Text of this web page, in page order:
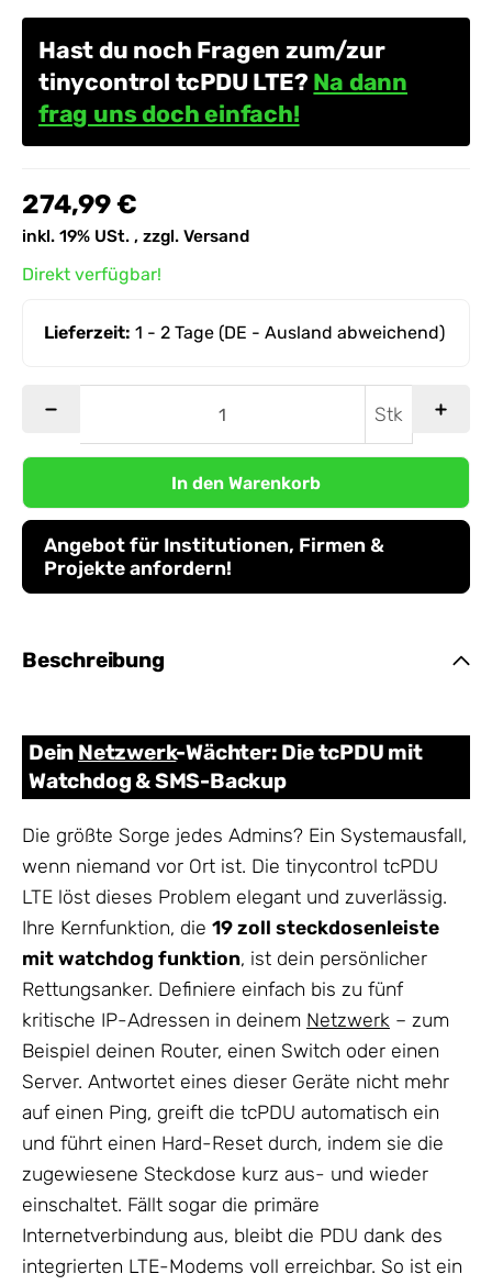
Hast du noch Fragen zum/zur
tinycontrol tcPDU LTE? Na dann
frag uns doch einfach!
274,99 €
inkl. 19% USt. , zzgl. Versand
Direkt verfügbar!
Lieferzeit:1 - 2 Tage (DE - Ausland abweichend)
Stk
In den Warenkorb
Angebot für Institutionen, Firmen &
Projekte anfordern!
Beschreibung
Dein Netzwerk-Wächter: Die tcPDU mit
Watchdog & SMS-Backup
Die größte Sorge jedes Admins? Ein Systemausfall,
wenn niemand vor Ort ist. Die tinycontrol tcPDU
LTE löst dieses Problem elegant und zuverlässig.
Ihre Kernfunktion, die 19 zoll steckdosenleiste
mit watchdog funktion, ist dein persönlicher
Rettungsanker. Definiere einfach bis zu fünf
kritische IP-Adressen in deinem Netzwerk – zum
Beispiel deinen Router, einen Switch oder einen
Server. Antwortet eines dieser Geräte nicht mehr
auf einen Ping, greift die tcPDU automatisch ein
und führt einen Hard-Reset durch, indem sie die
zugewiesene Steckdose kurz aus- und wieder
einschaltet. Fällt sogar die primäre
Internetverbindung aus, bleibt die PDU dank des
integrierten LTE-Modems voll erreichbar. So ist ein